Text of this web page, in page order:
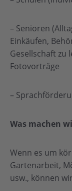
– Senioren
Einkäufen,
Gesellschaft zu
Fotovorträge
–
Was machen
Wenn es um
Gartenarbeit,
usw., können